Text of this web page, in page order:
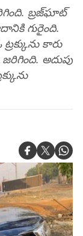
బ్ర‌జ్‌ఘాట్
గురైంది.
కారు
అదుపు